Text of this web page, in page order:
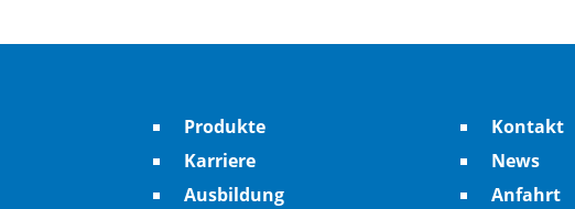
Produkte
Karriere
Ausbildung
Kontakt
News
Anfahrt